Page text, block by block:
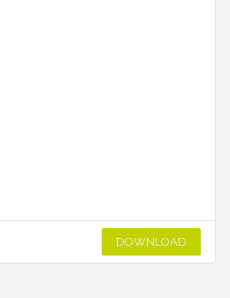
DOWNLOAD